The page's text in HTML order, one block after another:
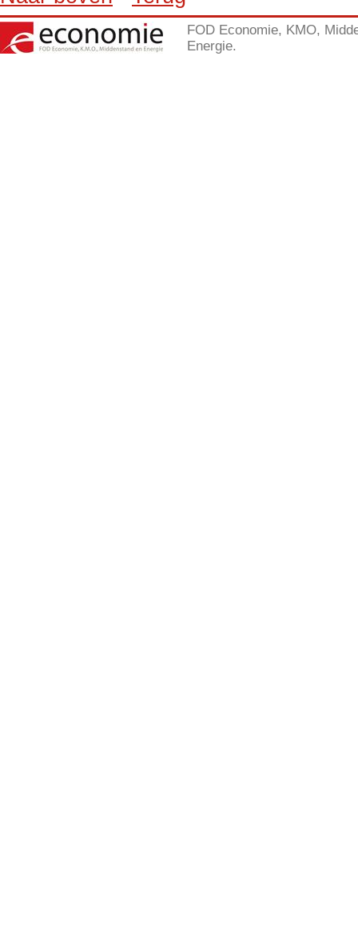
FOD Economie, KMO,
Energie.